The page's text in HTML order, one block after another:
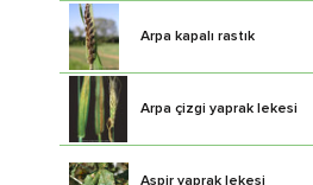
Arpa kapalı rastık
Arpa çizgi yaprak lekesi
Aspir yaprak lekesi